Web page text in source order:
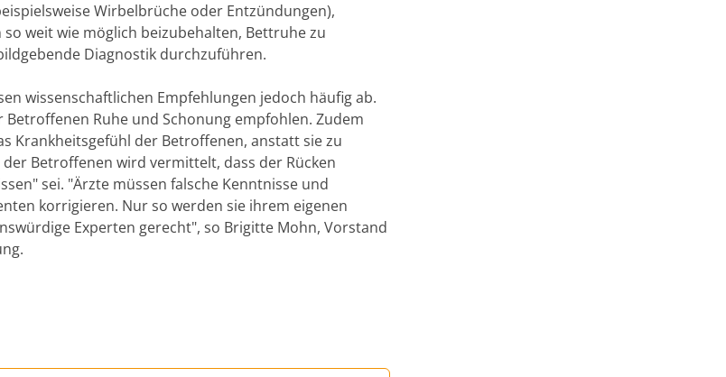
Wirbelbrüche oder Entzündungen),
weit wie möglich beizubehalten, Bettruhe zu
Diagnostik durchzuführen.
wissenschaftlichen Empfehlungen jedoch häufig ab.
Betroffenen Ruhe und Schonung empfohlen. Zudem
Krankheitsgefühl der Betroffenen, anstatt sie zu
Betroffenen wird vermittelt, dass der Rücken
sei. "Ärzte müssen falsche Kenntnisse und
korrigieren. Nur so werden sie ihrem eigenen
Experten gerecht", so Brigitte Mohn, Vorstand